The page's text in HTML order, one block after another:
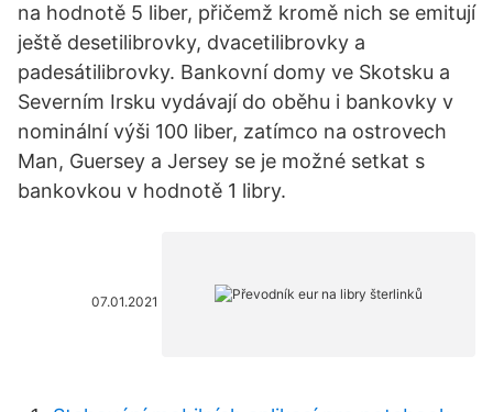
na hodnotě 5 liber, přičemž kromě nich se emitují
ještě desetilibrovky, dvacetilibrovky a
padesátilibrovky. Bankovní domy ve Skotsku a
Severním Irsku vydávají do oběhu i bankovky v
nominální výši 100 liber, zatímco na ostrovech
Man, Guersey a Jersey se je možné setkat s
bankovkou v hodnotě 1 libry.
07.01.2021